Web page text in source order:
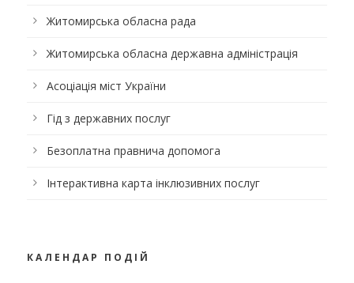
Житомирська обласна рада
Житомирська обласна державна адміністрація
Асоціація міст України
Гід з державних послуг
Безоплатна правнича допомога
Інтерактивна карта інклюзивних послуг
КАЛЕНДАР ПОДІЙ